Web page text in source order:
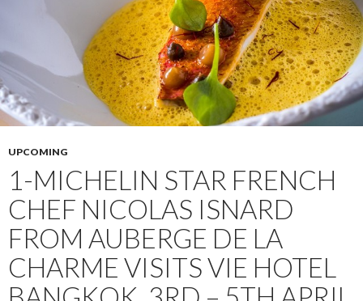
UPCOMING
1-MICHELIN STAR FRENCH
CHEF NICOLAS ISNARD
FROM AUBERGE DE LA
CHARME VISITS VIE HOTEL